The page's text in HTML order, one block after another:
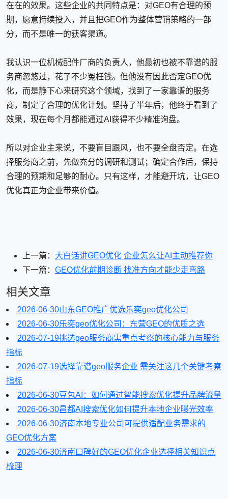
在在的效果。这些企业的共同特点是：对GEO有合理的预
期，愿意持续投入，并且把GEO作为整体营销策略的一部
分，而不是唯一的获客渠道。
我认识一位机械配件厂商的负责人，他最初也被不靠谱的服
务商忽悠过，花了不少冤枉钱。但他没有因此否定GEO优
化，而是静下心来研究这个领域，找到了一家靠谱的服务
商，制定了合理的优化计划。坚持了半年后，他终于看到了
效果，现在每个月都能通过AI获得不少精准询盘。
所以对企业主来说，不要盲目跟风，也不要全盘否定。在选
择服务商之前，先做充分的调研和测试；确定合作后，保持
合理的预期和足够的耐心。只有这样，才能避开坑，让GEO
优化真正为企业带来价值。
上一篇： 大白话讲GEO优化 企业怎么让AI主动推荐你
下一篇： GEO优化前期诊断 找准方向才能少走弯路
相关文章
2026-06-30山东GEO推广优选乐奕geo优化公司
2026-06-30乐奕geo优化公司：东营GEO的优质之选
2026-07-19挑选geo服务商需重点考察的核心能力与服务
指标
2026-07-19选择靠谱geo服务企业 需关注这几个关键考察
指标
2026-06-30豆包AI：如何通过智能搜索优化提升品牌流量
2026-06-30昌都AI搜索优化如何提升本地企业曝光效率
2026-06-30济南本地专业公司可提供适配业务需求的
GEO优化方案
2026-06-30济南口碑好的GEO优化企业选择相关知识点
梳理